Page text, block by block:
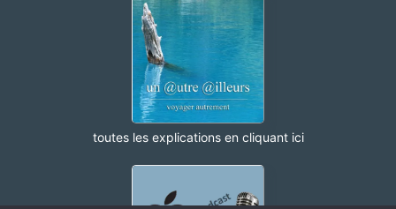
toutes les explications en cliquant ici